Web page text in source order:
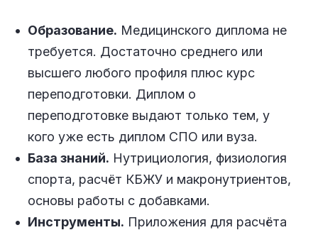
Образование. Медицинского диплома не
требуется. Достаточно среднего или
высшего любого профиля плюс курс
переподготовки. Диплом о
переподготовке выдают только тем, у
кого уже есть диплом СПО или вуза.
База знаний. Нутрициология, физиология
спорта, расчёт КБЖУ и макронутриентов,
основы работы с добавками.
Инструменты. Приложения для расчёта